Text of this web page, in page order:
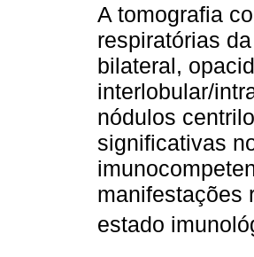
A tomografia
respiratórias
bilateral,
interlobular/
nódulos
significativas
manifestações
estado